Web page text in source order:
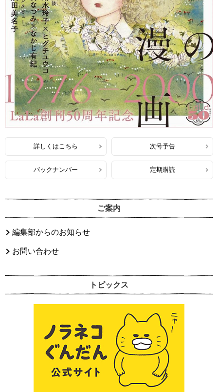
詳しくはこちら 次号予告
バックナンバー 定期購読
ご案内
編集部からのお知らせ
お問い合わせ
トピックス